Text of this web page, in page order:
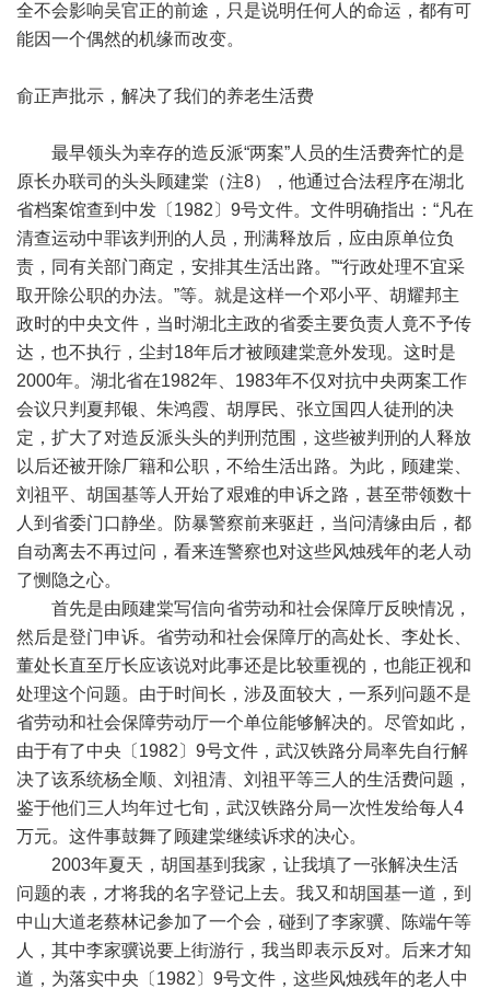
全不会影响吴官正的前途，只是说明任何人的命运，都有可
能因一个偶然的机缘而改变。
俞正声批示，解决了我们的养老生活费
最早领头为幸存的造反派“两案”人员的生活费奔忙的是
原长办联司的头头顾建棠（注8），他通过合法程序在湖北
省档案馆查到中发〔1982〕9号文件。文件明确指出：“凡在
清查运动中罪该判刑的人员，刑满释放后，应由原单位负
责，同有关部门商定，安排其生活出路。”“行政处理不宜采
取开除公职的办法。”等。就是这样一个邓小平、胡耀邦主
政时的中央文件，当时湖北主政的省委主要负责人竟不予传
达，也不执行，尘封18年后才被顾建棠意外发现。这时是
2000年。湖北省在1982年、1983年不仅对抗中央两案工作
会议只判夏邦银、朱鸿霞、胡厚民、张立国四人徒刑的决
定，扩大了对造反派头头的判刑范围，这些被判刑的人释放
以后还被开除厂籍和公职，不给生活出路。为此，顾建棠、
刘祖平、胡国基等人开始了艰难的申诉之路，甚至带领数十
人到省委门口静坐。防暴警察前来驱赶，当问清缘由后，都
自动离去不再过问，看来连警察也对这些风烛残年的老人动
了恻隐之心。
首先是由顾建棠写信向省劳动和社会保障厅反映情况，
然后是登门申诉。省劳动和社会保障厅的高处长、李处长、
董处长直至厅长应该说对此事还是比较重视的，也能正视和
处理这个问题。由于时间长，涉及面较大，一系列问题不是
省劳动和社会保障劳动厅一个单位能够解决的。尽管如此，
由于有了中央〔1982〕9号文件，武汉铁路分局率先自行解
决了该系统杨全顺、刘祖清、刘祖平等三人的生活费问题，
鉴于他们三人均年过七旬，武汉铁路分局一次性发给每人4
万元。这件事鼓舞了顾建棠继续诉求的决心。
2003年夏天，胡国基到我家，让我填了一张解决生活
问题的表，才将我的名字登记上去。我又和胡国基一道，到
中山大道老蔡林记参加了一个会，碰到了李家骥、陈端午等
人，其中李家骥说要上街游行，我当即表示反对。后来才知
道，为落实中央〔1982〕9号文件，这些风烛残年的老人中